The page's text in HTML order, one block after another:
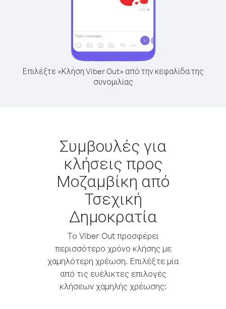
Επιλέξτε «Κλήση Viber Out» από την κεφαλίδα της
συνομιλίας
Συμβουλές για
κλήσεις προς
Μοζαμβίκη από
Τσεχική
Δημοκρατία
Το Viber Out προσφέρει
περισσότερο χρόνο κλήσης με
χαμηλότερη χρέωση. Επιλέξτε μία
από τις ευέλικτες επιλογές
κλήσεων χαμηλής χρέωσης: